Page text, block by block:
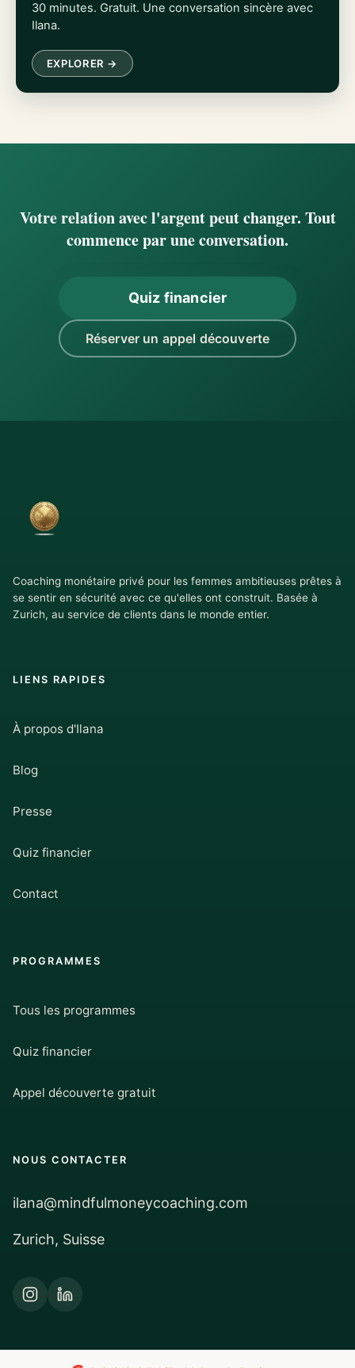
30 minutes. Gratuit. Une conversation sincère avec
Ilana.
EXPLORER →
Votre relation avec l'argent peut changer. Tout
commence par une conversation.
Quiz financier
Réserver un appel découverte
Coaching monétaire privé pour les femmes ambitieuses prêtes à
se sentir en sécurité avec ce qu'elles ont construit. Basée à
Zurich, au service de clients dans le monde entier.
LIENS RAPIDES
À propos d'Ilana
Blog
Presse
Quiz financier
Contact
PROGRAMMES
Tous les programmes
Quiz financier
Appel découverte gratuit
NOUS CONTACTER
ilana@mindfulmoneycoaching.com
Zurich, Suisse